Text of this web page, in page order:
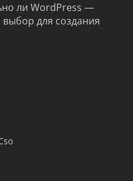
ли WordPress —
для создания